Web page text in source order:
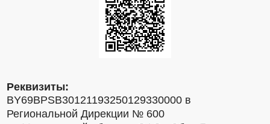
Реквизиты:
BY69BPSB30121193250129330000 в
Региональной Дирекции № 600